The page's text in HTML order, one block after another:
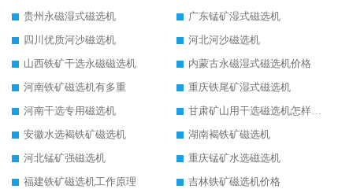
贵州永磁湿式磁选机
广东锰矿湿式磁选机
四川优质河沙磁选机
河北河沙磁选机
山西铁矿干选永磁磁选机
内蒙古永磁湿式磁选机价格
河南铁矿磁选机有多重
重庆铁尾矿湿式磁选机
河南干选专用磁选机
甘肃矿山用干选磁选机怎样调磁
安徽水选褐铁矿磁选机
湖南褐铁矿磁选机
河北锰矿强磁选机
重庆锰矿水选磁选机
福建铁矿磁选机工作原理
吉林铁矿磁选机价格